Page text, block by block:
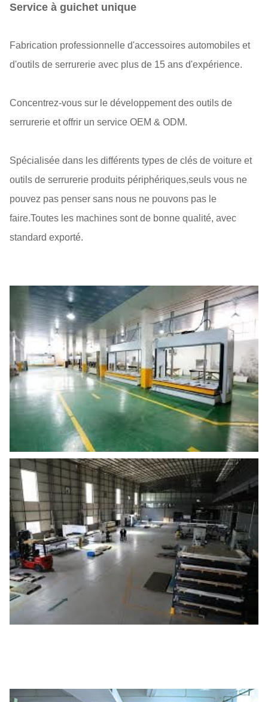
Service à guichet unique
Fabrication professionnelle d'accessoires automobiles et
d'outils de serrurerie avec plus de 15 ans d'expérience.
Concentrez-vous sur le développement des outils de
serrurerie et offrir un service OEM & ODM.
Spécialisée dans les différents types de clés de voiture et
outils de serrurerie produits périphériques,seuls vous ne
pouvez pas penser sans nous ne pouvons pas le
faire.Toutes les machines sont de bonne qualité, avec
standard exporté.